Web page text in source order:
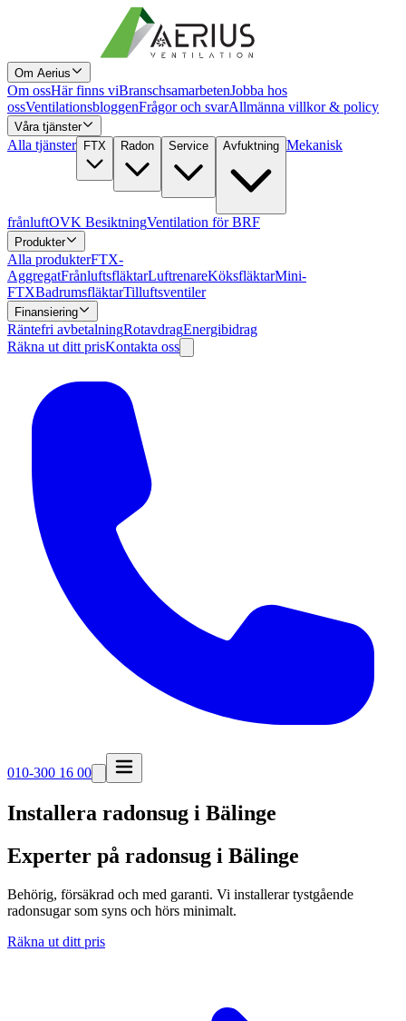
Om Aerius
Om ossHär finns viBranschsamarbetenJobba hos
ossVentilationsbloggenFrågor och svarAllmänna villkor & policy
Våra tjänster
Alla tjänster FTX Radon Service Avfuktning Mekanisk
frånluftOVK BesiktningVentilation för BRF
Produkter
Alla produkterFTX-
AggregatFrånluftsfläktarLuftrenareKöksfläktarMini-
FTXBadrumsfläktarTilluftsventiler
Finansiering
Räntefri avbetalningRotavdragEnergibidrag
Räkna ut ditt prisKontakta oss
010-300 16 00
Installera radonsug i Bälinge
Experter på radonsug i Bälinge
Behörig, försäkrad och med garanti. Vi installerar tystgående
radonsugar som syns och hörs minimalt.
Räkna ut ditt pris